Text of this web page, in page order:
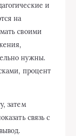
и
на
своими
нужны.
процент
затем
связь с